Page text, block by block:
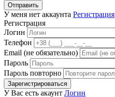
Отправить
У меня нет аккаунта Регистрация
Регистрация
Логин
Телефон
Email (не обязательно)
Пароль
Пароль повторно
Зарегистрироваться
У Вас есть акаунт Логин